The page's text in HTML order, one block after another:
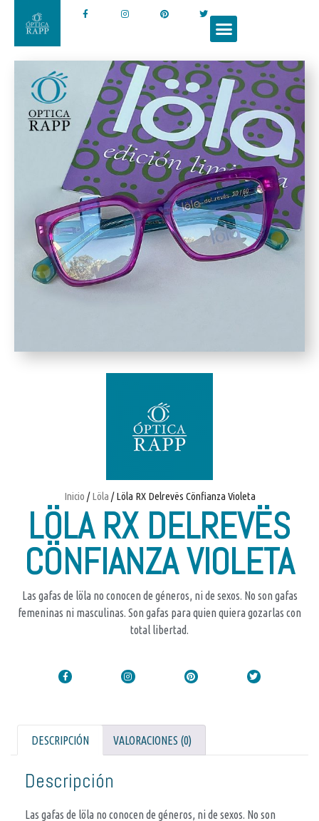
Inicio /Löla / Löla RX Delrevës Cönfianza Violeta
LÖLA RX DELREVËS
CÖNFIANZA VIOLETA
Las gafas de löla no conocen de géneros, ni de sexos. No son gafas
femeninas ni masculinas. Son gafas para quien quiera gozarlas con
total libertad.
DESCRIPCIÓN VALORACIONES (0)
Descripción
Las gafas de löla no conocen de géneros, ni de sexos. No son